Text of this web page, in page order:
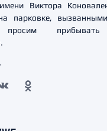
Виктора
парковке,
просим